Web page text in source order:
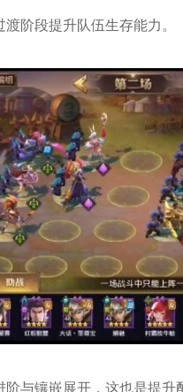
阶段提升队伍生存能力。
与镶嵌展开，这也是提